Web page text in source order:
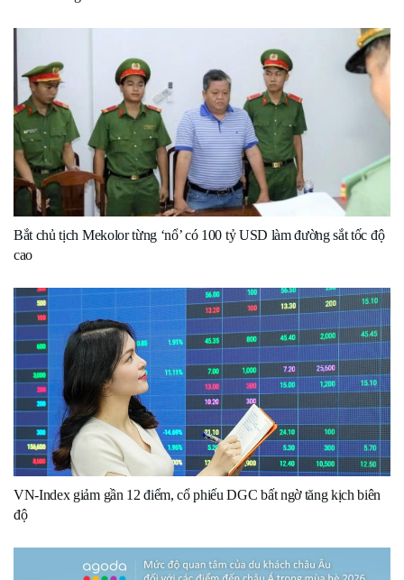
Bắt chủ tịch Mekolor từng ‘nổ’ có 100 tỷ USD làm đường sắt tốc độ
cao
VN-Index giảm gần 12 điểm, cổ phiếu DGC bất ngờ tăng kịch biên
độ